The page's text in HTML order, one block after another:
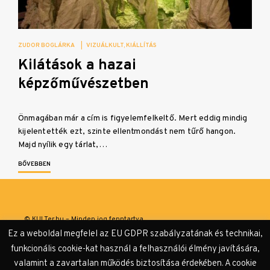
ZUDOR BOGLÁRKA VIZUÁLKULT KIÁLLÍTÁS
Kilátások a hazai
képzőművészetben
Önmagában már a cím is figyelemfelkeltő. Mert eddig mindig
kijelentették ezt, szinte ellentmondást nem tűrő hangon.
Majd nyílik egy tárlat,…
BŐVEBBEN
© KULTer.hu – Minden jog fenntartva
Adatvédelmi tájékoztató
Ez a weboldal megfelel az EU GDPR szabályzatának és technikai,
funkcionális cookie-kat használ a felhasználói élmény javítására,
valamint a zavartalan működés biztosítása érdekében. A cookie